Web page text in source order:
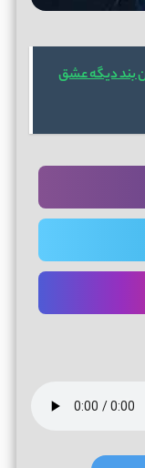
بند دیگه عشق